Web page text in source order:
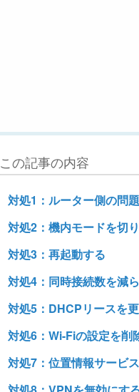
この記事の内容
対処1：ルーター側の問
対処2：機内モードを切
対処3：再起動する
対処4：同時接続数を減
対処5：DHCPリースを
対処6：Wi-Fiの設定を削
対処7：位置情報サービ